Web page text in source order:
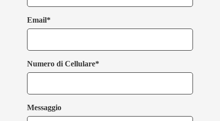
Email*
Numero di Cellulare*
Messaggio